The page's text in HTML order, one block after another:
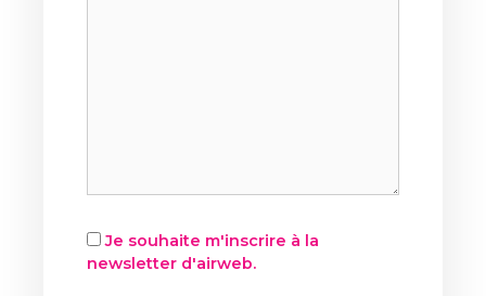
Je souhaite m'inscrire à la
newsletter d'airweb.